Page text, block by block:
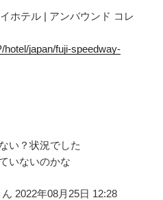
ホテル | アンバウンド コレ
japan/fuji-speedway-
い？状況でした
いないのかな
2022年08月25日 12:28